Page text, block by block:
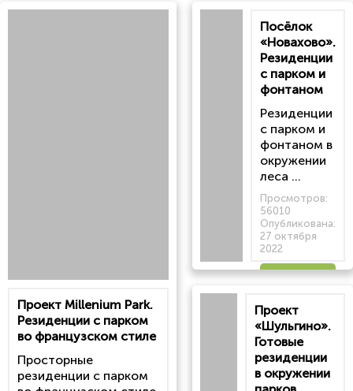
Проект Millenium Park.
Резиденции с парком
во французском стиле
Просторные
резиденции с парком
Посёлок
«Новахово».
Резиденции
с парком и
фонтаном
Резиденции
с парком и
фонтаном в
окружении
леса ...
Просмотров:
56010
Опубликована:
27 октября
2022
статью
Проект
«Шульгино».
Готовые
резиденции
в окружении